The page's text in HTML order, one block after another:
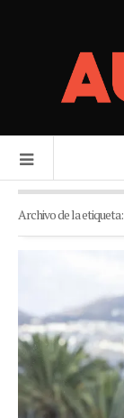
Archivo de la etiqueta: